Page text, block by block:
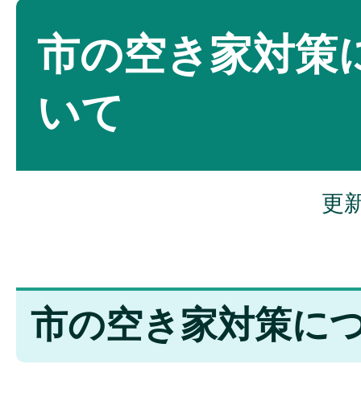
市の空き家対策
いて
更
市の空き家対策に